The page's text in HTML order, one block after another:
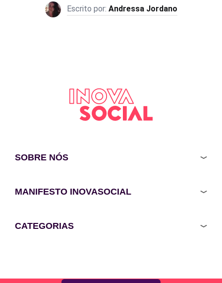
Andressa Jordano
SOBRE NÓS
MANIFESTO INOVASOCIAL
CATEGORIAS